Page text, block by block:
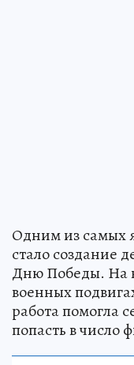
Одним из самых
стало создание
Дню Победы. На
военных
работа помогла
попасть в число